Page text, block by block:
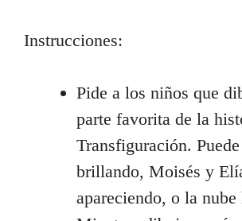
Instrucciones:
Pide a los niños que
parte favorita de la
Transfiguración. Puede
brillando, Moisés y
apareciendo, o la nube